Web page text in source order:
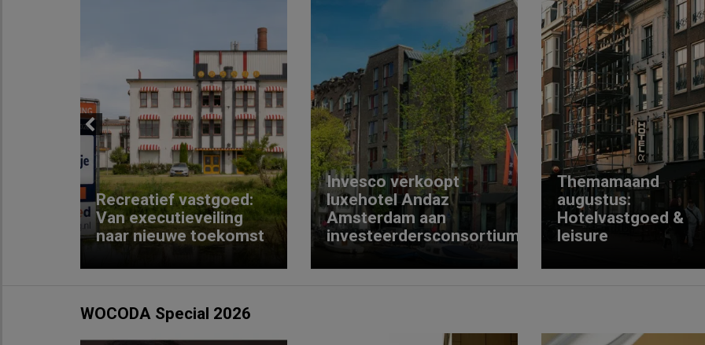
Previous
Recreatief vastgoed:
Van executieveiling
naar nieuwe toekomst
Invesco verkoopt
luxehotel Andaz
Amsterdam aan
investeerdersconsortium
Themamaand
augustus:
Hotelvastgoed &
leisure
WOCODA Special 2026